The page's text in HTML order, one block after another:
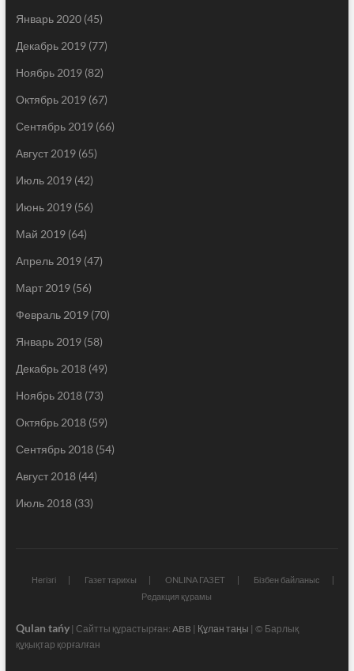
Январь 2020(45)
Декабрь 2019(77)
Ноябрь 2019(82)
Октябрь 2019(67)
Сентябрь 2019(66)
Август 2019(65)
Июль 2019(42)
Июнь 2019(56)
Май 2019(64)
Апрель 2019(47)
Март 2019(56)
Февраль 2019(70)
Январь 2019(58)
Декабрь 2018(49)
Ноябрь 2018(73)
Октябрь 2018(59)
Сентябрь 2018(54)
Август 2018(44)
Июль 2018(33)
Негізгі Газет тарихы ONLINA ГАЗЕТ
Бізбен байланыс
Редакция құрамы
Qulan tańy| Сайтты құрастырған: ABB | Құлан таңы | © Барлық
құқықтар қорғалған